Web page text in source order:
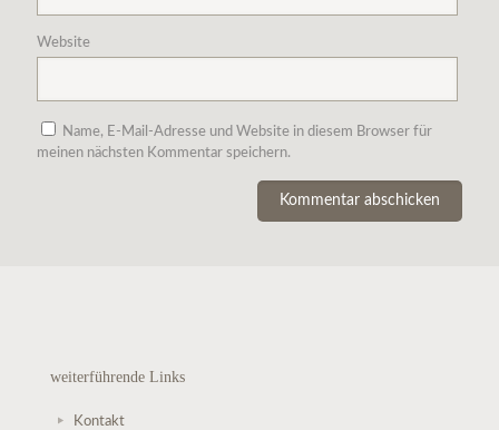
Website
Name, E-Mail-Adresse und Website in diesem Browser für
meinen nächsten Kommentar speichern.
weiterführende Links
Kontakt